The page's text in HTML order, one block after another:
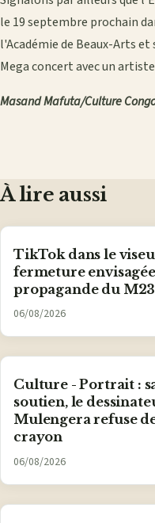
le 19 septembre prochain
l'Académie de Beaux-Arts
Mega concert avec un
Masand Mafuta/Culture
À lire aussi
TikTok dans le
fermeture
propagande du M23
06/08/2026
Culture - Portrait :
soutien, le
Mulengera refuse
crayon
06/08/2026